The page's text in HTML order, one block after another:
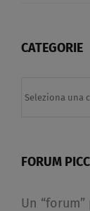
CATEGORIE
FORUM
Un